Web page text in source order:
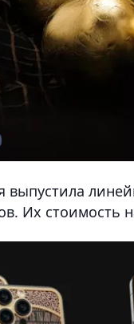
выпустила
Их стоимость